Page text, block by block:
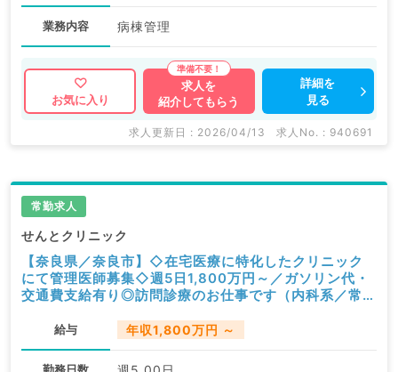
業務内容 病棟管理
お気に入り
求人を
紹介してもらう
詳細を
見る
求人更新日 : 2026/04/13 求人No. : 940691
常勤求人
せんとクリニック
【奈良県／奈良市】◇在宅医療に特化したクリニック
にて管理医師募集◇週5日1,800万円～／ガソリン代・
交通費支給有り◎訪問診療のお仕事です（内科系／常
給与 年収1,800万円 ～